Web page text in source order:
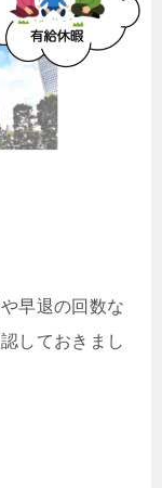
早退の回数な
しておきまし